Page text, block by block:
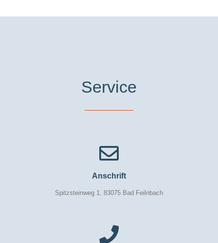
Service
Anschrift
Spitzsteinweg 1, 83075 Bad Feilnbach